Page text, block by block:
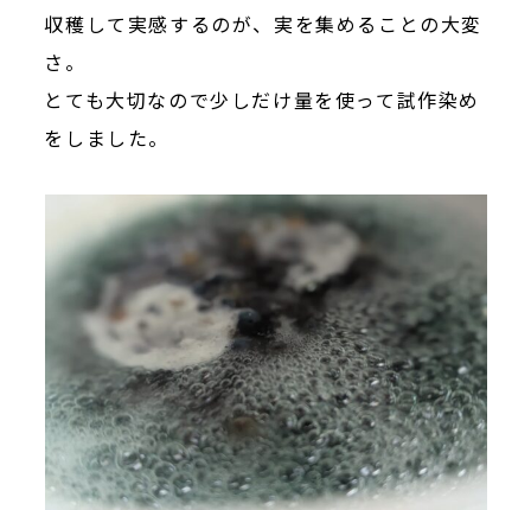
収穫して実感するのが、実を集めることの大変
さ。
とても大切なので少しだけ量を使って試作染め
をしました。